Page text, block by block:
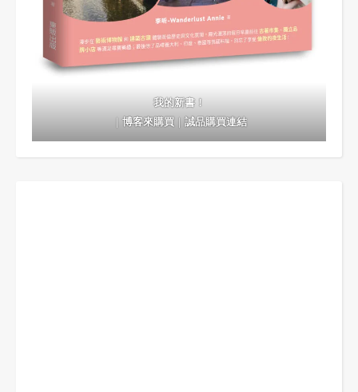
我的新書！
｜博客來購買｜誠品購買連結